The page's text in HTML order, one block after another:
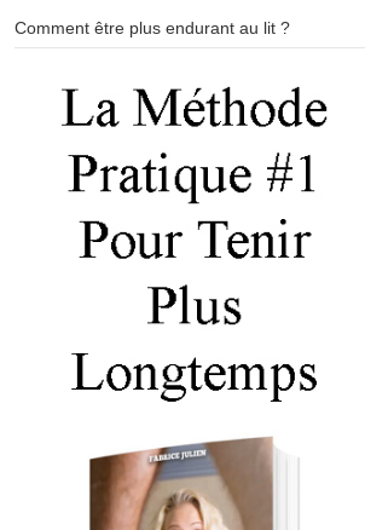
Comment être plus endurant au lit ?